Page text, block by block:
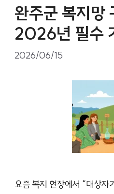
완주군 복지망
2026년 필수
2026/06/15
요즘 복지 현장에서 “대상자